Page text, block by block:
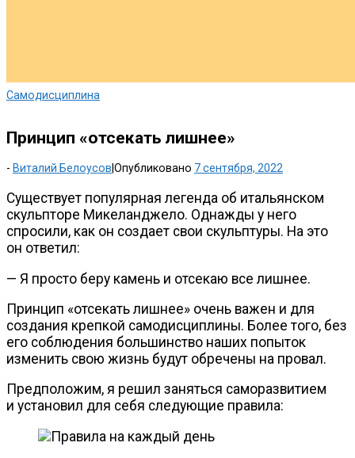
Самодисциплина
Принцип «отсекать лишнее»
- Виталий Белоусов Опубликовано 7 сентября, 2022
Существует популярная легенда об итальянском
скульпторе Микеланджело. Однажды у него
спросили, как он создает свои скульптуры. На это
он ответил:
— Я просто беру камень и отсекаю все лишнее.
Принцип «отсекать лишнее» очень важен и для
создания крепкой самодисциплины. Более того, без
его соблюдения большинство наших попыток
изменить свою жизнь будут обречены на провал.
Предположим, я решил заняться саморазвитием
и установил для себя следующие правила: